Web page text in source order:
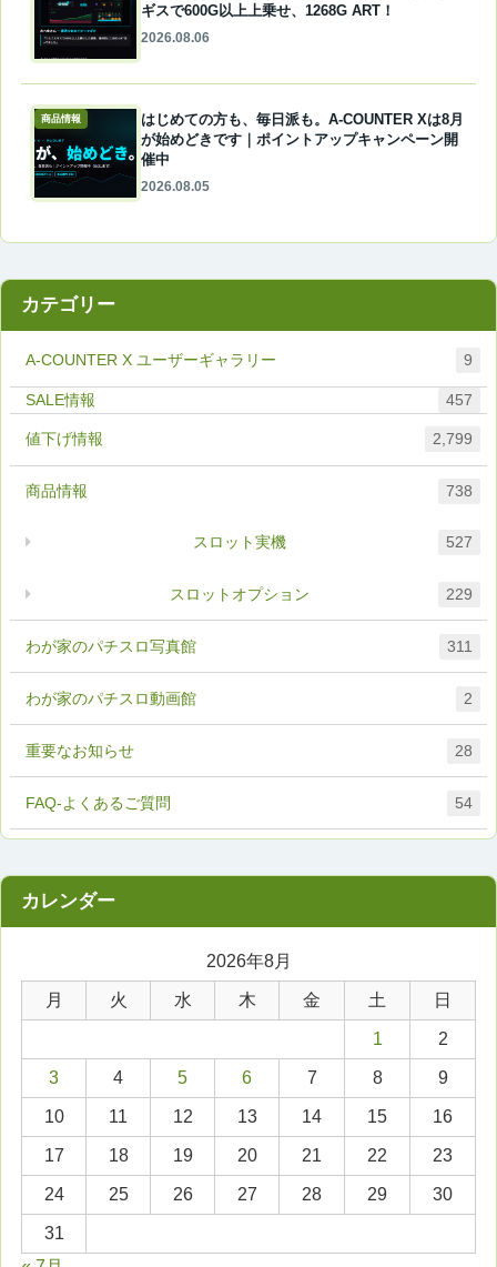
ギスで600G以上上乗せ、1268G ART！
2026.08.06
商品情報
はじめての方も、毎日派も。A-COUNTER Xは8月
が始めどきです｜ポイントアップキャンペーン開
催中
2026.08.05
カテゴリー
A-COUNTER X ユーザーギャラリー 9
FAQ-よくあるご質問 54
457
わが家のパチスロ写真館 311
わが家のパチスロ動画館 2
値下げ情報 2,799
商品情報 738
スロットオプション 229
スロット実機 527
重要なお知らせ 28
2026年8月
月 火 水 木 金 土 日
1 2
3 4 5 6 7 8 9
10 11 12 13 14 15 16
17 18 19 20 21 22 23
24 25 26 27 28 29 30
31